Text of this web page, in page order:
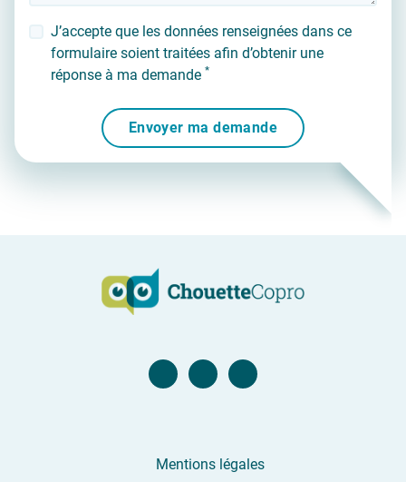
J’accepte que les données renseignées dans ce
formulaire soient traitées afin d’obtenir une
réponse à ma demande *
Envoyer ma demande
Page Facebook
Compte TwitterCompte Linkedin
Mentions légales